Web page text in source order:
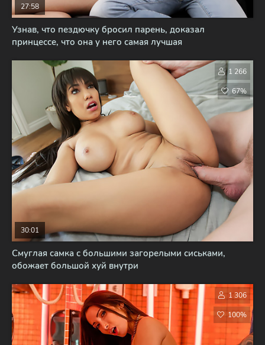
Узнав, что пездючку бросил парень, доказал
принцессе, что она у него самая лучшая
27:58
Смуглая самка с большими загорелыми сиськами,
обожает большой хуй внутри
30:01
1 266
67%
1 306
100%